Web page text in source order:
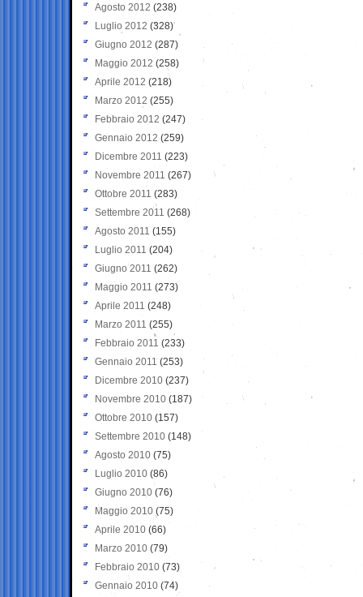
Agosto 2012 (238)
Luglio 2012 (328)
Giugno 2012 (287)
Maggio 2012 (258)
Aprile 2012 (218)
Marzo 2012 (255)
Febbraio 2012 (247)
Gennaio 2012 (259)
Dicembre 2011 (223)
Novembre 2011 (267)
Ottobre 2011 (283)
Settembre 2011 (268)
Agosto 2011 (155)
Luglio 2011 (204)
Giugno 2011 (262)
Maggio 2011 (273)
Aprile 2011 (248)
Marzo 2011 (255)
Febbraio 2011 (233)
Gennaio 2011 (253)
Dicembre 2010 (237)
Novembre 2010 (187)
Ottobre 2010 (157)
Settembre 2010 (148)
Agosto 2010 (75)
Luglio 2010 (86)
Giugno 2010 (76)
Maggio 2010 (75)
Aprile 2010 (66)
Marzo 2010 (79)
Febbraio 2010 (73)
Gennaio 2010 (74)